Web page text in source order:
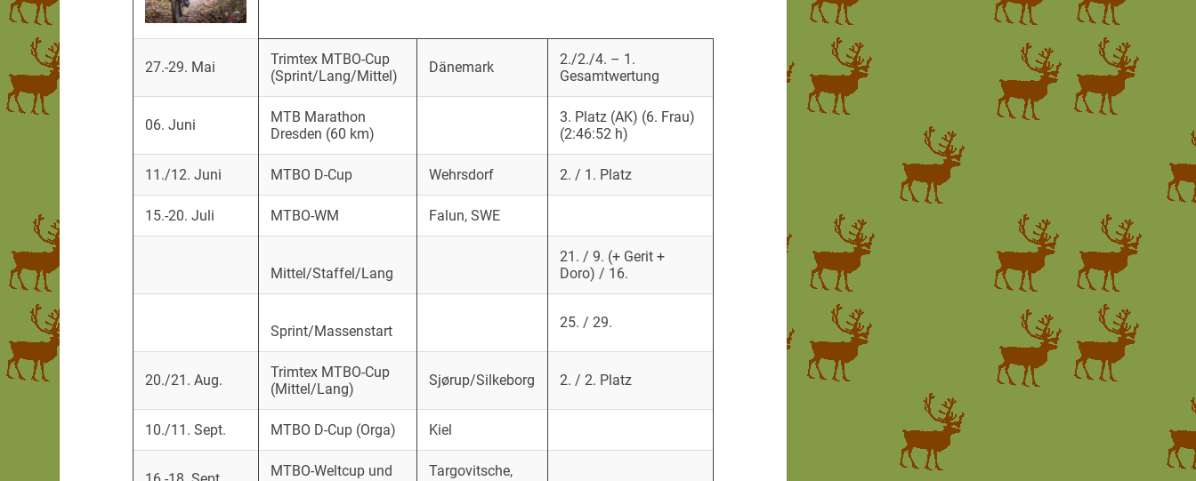
27.-29. Mai
Trimtex MTBO-Cup
(Sprint/Lang/Mittel)
Dänemark
2./2./4. – 1.
Gesamtwertung
06. Juni
MTB Marathon
Dresden (60 km)
3. Platz (AK) (6. Frau)
(2:46:52 h)
11./12. Juni MTBO D-Cup Wehrsdorf 2. / 1. Platz
15.-20. Juli MTBO-WM Falun, SWE
Mittel/Staffel/Lang
21. / 9. (+ Gerit +
Doro) / 16.
Sprint/Massenstart
25. / 29.
20./21. Aug.
Trimtex MTBO-Cup
(Mittel/Lang)
Sjørup/Silkeborg 2. / 2. Platz
10./11. Sept. MTBO D-Cup (Orga) Kiel
MTBO-Weltcup und
Targovitsche,